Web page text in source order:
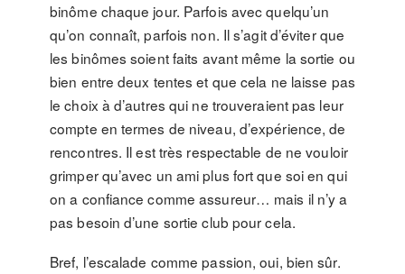
binôme chaque jour. Parfois avec quelqu’un
qu’on connaît, parfois non. Il s’agit d’éviter que
les binômes soient faits avant même la sortie ou
bien entre deux tentes et que cela ne laisse pas
le choix à d’autres qui ne trouveraient pas leur
compte en termes de niveau, d’expérience, de
rencontres. Il est très respectable de ne vouloir
grimper qu’avec un ami plus fort que soi en qui
on a confiance comme assureur… mais il n’y a
pas besoin d’une sortie club pour cela.
Bref, l’escalade comme passion, oui, bien sûr.